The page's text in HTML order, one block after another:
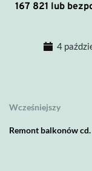
167 821 lub
4
Wcześniejszy
Remont balkonów cd.